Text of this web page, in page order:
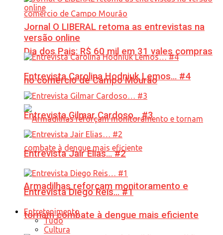
Dia dos Pais: R$ 60 mil em 31 vales compras
no comércio de Campo Mourão
Armadilhas reforçam monitoramento e
tornam combate à dengue mais eficiente
Jornal O LIBERAL retoma as entrevistas na
versão online
Entrevista Carolina Hodniuk Lemos… #4
Entrevista Gilmar Cardoso… #3
Entrevista Jair Elias… #2
Entrevista Diego Reis… #1
Entretenimento
Tudo
Cultura